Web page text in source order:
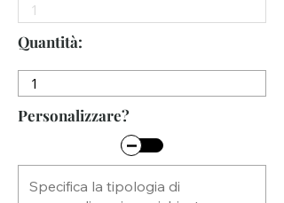
Quantità:
Personalizzare?